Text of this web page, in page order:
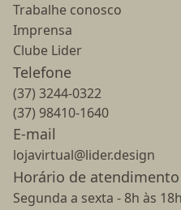
Trabalhe conosco
Imprensa
Clube Lider
Telefone
(37) 3244-0322
(37) 98410-1640
E-mail
lojavirtual@lider.design
Horário de atendimento
Segunda a sexta - 8h às 18h